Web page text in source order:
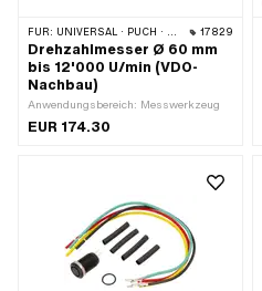
FÜR: UNIVERSAL · PUCH · SACHS 17829
Drehzahlmesser Ø 60 mm
bis 12'000 U/min (VDO-
Nachbau)
Anwendungsbereich: Messwerkzeug
EUR 174.30